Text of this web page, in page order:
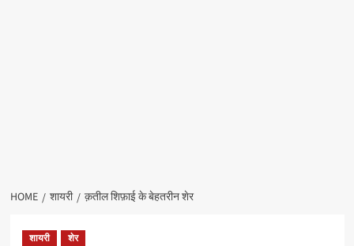
HOME शायरी क़तील शिफ़ाई के बेहतरीन शेर
शायरी शेर